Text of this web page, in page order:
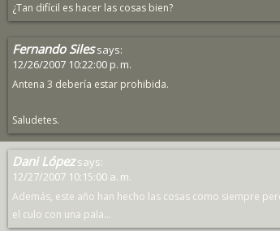
¿Tan difícil es hacer las cosas bien?
Fernando Siles says:
12/26/2007 10:22:00 p. m.
Antena 3 debería estar prohibida.
Saludetes.
Dani López says:
12/27/2007 10:15:00 a. m.
Además, este año han hecho las cosas como siempre
el culo con una pala...